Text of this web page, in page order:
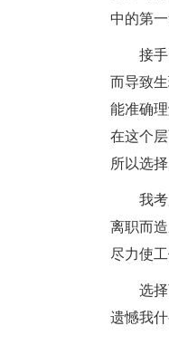
中的第
接
而导致
能准确
在这个
所以选
我
离职而
尽力使工
选
遗憾我